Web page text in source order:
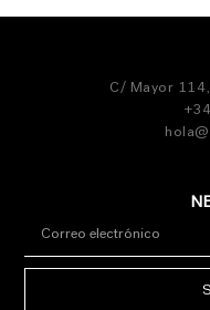
C/ Mayor